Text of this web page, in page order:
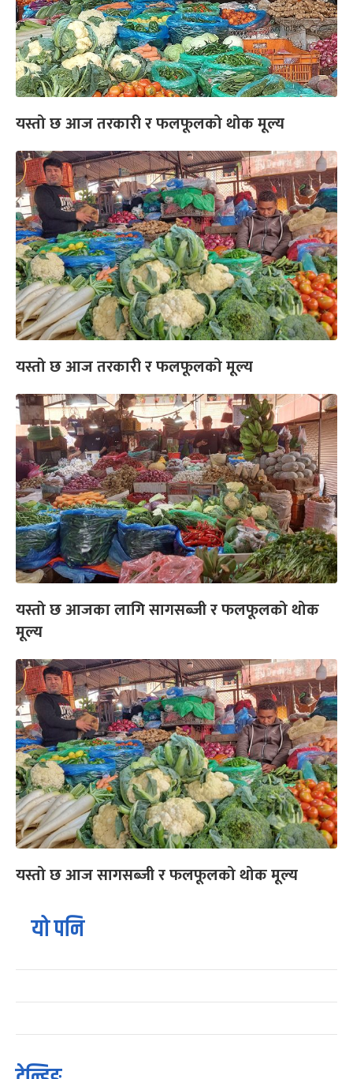
यस्तो छ आज तरकारी र फलफूलको थोक मूल्य
यस्तो छ आज तरकारी र फलफूलको मूल्य
यस्तो छ आजका लागि सागसब्जी र फलफूलको थोक
मूल्य
यस्तो छ आज सागसब्जी र फलफूलको थोक मूल्य
यो पनि